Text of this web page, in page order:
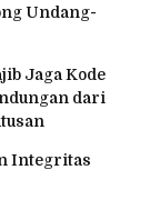
Undang-
Jaga Kode
dari
Integritas